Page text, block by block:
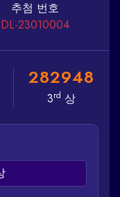
추첨 번호
DL-23010004
282948
3rd 상